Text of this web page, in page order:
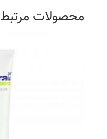
محصولات مرتبط